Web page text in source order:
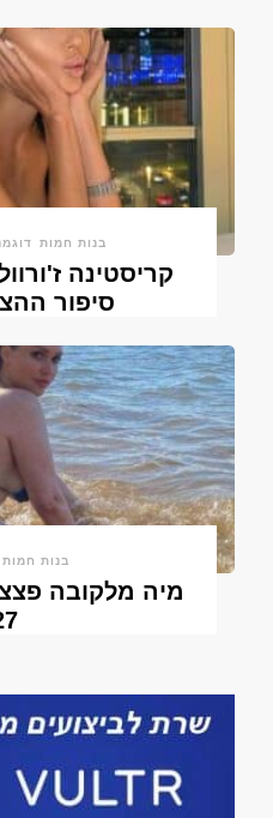
בנות חמות
קריסטינה
סיפור
בנות חמות
מיה מלקובה